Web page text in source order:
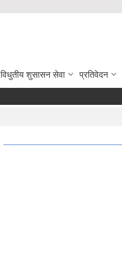
विधुतीय शुसासन सेवा प्रतिवेदन